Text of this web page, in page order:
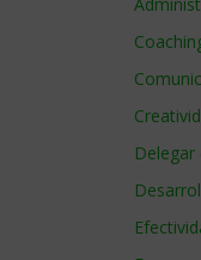
Delegar